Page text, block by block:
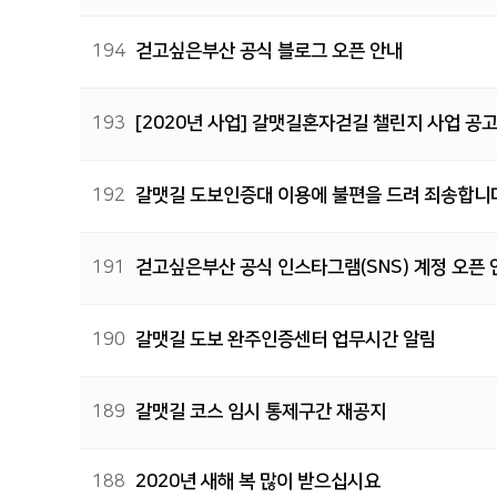
194 걷고싶은부산 공식 블로그 오픈 안내
193 [2020년 사업] 갈맷길혼자걷길 챌린지 사업 공고
192 갈맷길 도보인증대 이용에 불편을 드려 죄송합니
191 걷고싶은부산 공식 인스타그램(SNS) 계정 오픈
190 갈맷길 도보 완주인증센터 업무시간 알림
189 갈맷길 코스 임시 통제구간 재공지
188 2020년 새해 복 많이 받으십시요